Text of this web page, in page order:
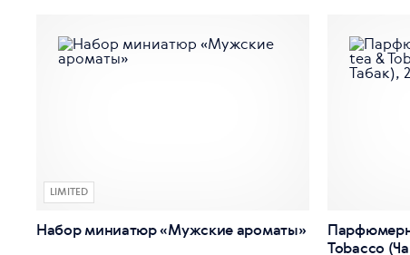
LIMITED
Набор миниатюр «Мужские ароматы»
Tobacco